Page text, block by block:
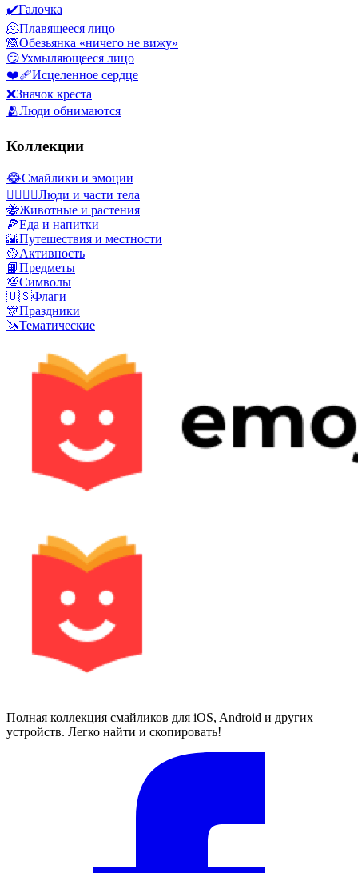
✔️Галочка
🫠Плавящееся лицо
🙈Обезьянка «ничего не вижу»
😏Ухмыляющееся лицо
❤️‍🩹Исцеленное сердце
❌Значок креста
🫂Люди обнимаются
Коллекции
😂Смайлики и эмоции
👩‍❤️‍💋‍👨Люди и части тела
🐝Животные и растения
🍕Еда и напитки
🌇Путешествия и местности
🥎Активность
📙Предметы
💯Символы
🇺🇸Флаги
🎊Праздники
🦄Тематические
Полная коллекция смайликов для iOS, Android и других
устройств. Легко найти и скопировать!